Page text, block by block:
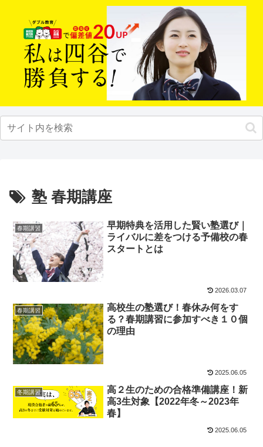
塾 春期講座
春期講習
早期特典を活用した賢い塾選び｜
ライバルに差をつける予備校の春
スタートとは
2026.03.07
春期講習
高校生の塾選び！春休み何をす
る？春期講習に参加すべき１０個
の理由
2025.06.05
冬期講習
高２生のための合格準備講座！新
高3生対象【2022年冬～2023年
春】
2025.06.05